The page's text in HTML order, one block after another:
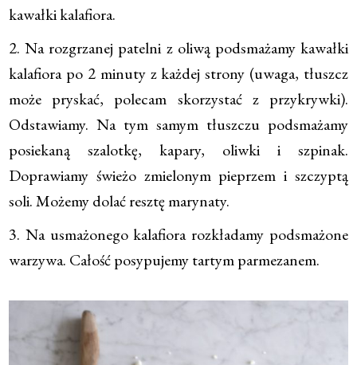
kawałki kalafiora.
2. Na rozgrzanej patelni z oliwą podsmażamy kawałki
kalafiora po 2 minuty z każdej strony (uwaga, tłuszcz
może pryskać, polecam skorzystać z przykrywki).
Odstawiamy. Na tym samym tłuszczu podsmażamy
posiekaną szalotkę, kapary, oliwki i szpinak.
Doprawiamy świeżo zmielonym pieprzem i szczyptą
soli. Możemy dolać resztę marynaty.
3. Na usmażonego kalafiora rozkładamy podsmażone
warzywa. Całość posypujemy tartym parmezanem.